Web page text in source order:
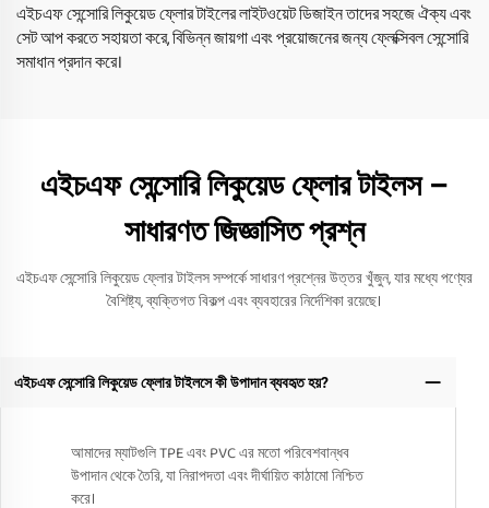
এইচএফ সেন্সোরি লিকুয়েড ফ্লোর টাইলের লাইটওয়েট ডিজাইন তাদের সহজে ঐক্য এবং
সেট আপ করতে সহায়তা করে, বিভিন্ন জায়গা এবং প্রয়োজনের জন্য ফ্লেক্সিবল সেন্সোরি
সমাধান প্রদান করে।
এইচএফ সেন্সোরি লিকুয়েড ফ্লোর টাইলস –
সাধারণত জিজ্ঞাসিত প্রশ্ন
এইচএফ সেন্সোরি লিকুয়েড ফ্লোর টাইলস সম্পর্কে সাধারণ প্রশ্নের উত্তর খুঁজুন, যার মধ্যে পণ্যের
বৈশিষ্ট্য, ব্যক্তিগত বিকল্প এবং ব্যবহারের নির্দেশিকা রয়েছে।
এইচএফ সেন্সোরি লিকুয়েড ফ্লোর টাইলসে কী উপাদান ব্যবহৃত হয়?
আমাদের ম্যাটগুলি TPE এবং PVC এর মতো পরিবেশবান্ধব
উপাদান থেকে তৈরি, যা নিরাপদতা এবং দীর্ঘায়িত কাঠামো নিশ্চিত
করে।